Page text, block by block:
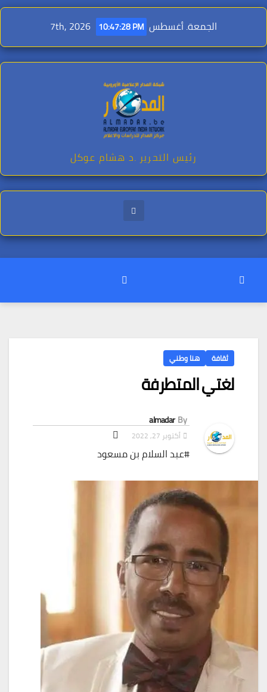
Skip
content
الجمعة. أغسطس 7th, 2026 10:47:29 PM
رئيس التحرير .د هشام عوكل
ثقافة هنا وطني
لغتي المتطرفة
By
almadar
أكتوبر 27, 2022
#عبد السلام بن مسعود